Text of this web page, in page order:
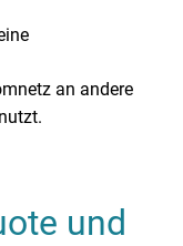
an andere
und